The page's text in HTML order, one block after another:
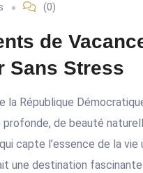
(0)
de
Sans Stress
la République
profonde, de beauté
capte l’essence de la
une destination